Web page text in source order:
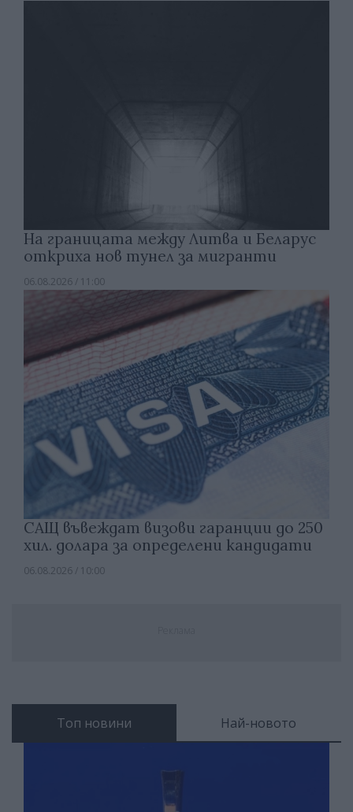
На границата между Литва и Беларус
откриха нов тунел за мигранти
06.08.2026 / 11:00
САЩ въвеждат визови гаранции до 250
хил. долара за определени кандидати
06.08.2026 / 10:00
Топ новини Най-новото